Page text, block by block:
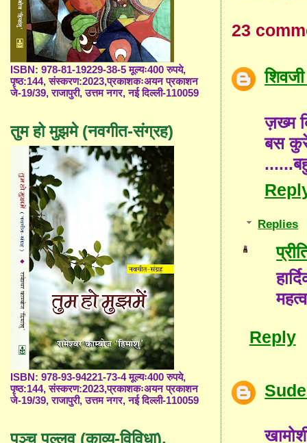
23
ज़ख्म
बस
Replies
Reply
ISBN: 978-81-19229-38-5 मूल्यः400 रुपये,
पृष्ठ:144, संस्करण:2023,प्रकाशकःअयन प्रकाशन
जे-19/39, राजापुरी, उत्तम नगर, नई दिल्ली-110059
तुम हो मुझमे (नवगीत-संग्रह)
ISBN: 978-93-94221-73-4 मूल्यः400 रुपये,
पृष्ठ:144, संस्करण:2023,प्रकाशकःअयन प्रकाशन
जे-19/39, राजापुरी, उत्तम नगर, नई दिल्ली-110059
पञ्च पल्लव (काव्य-विविधा),